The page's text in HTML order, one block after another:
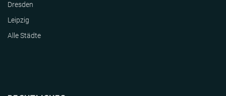
Dresden
Leipzig
Alle Städte